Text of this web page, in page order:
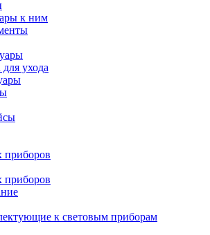
к ним
ухода
приборов
к световым приборам